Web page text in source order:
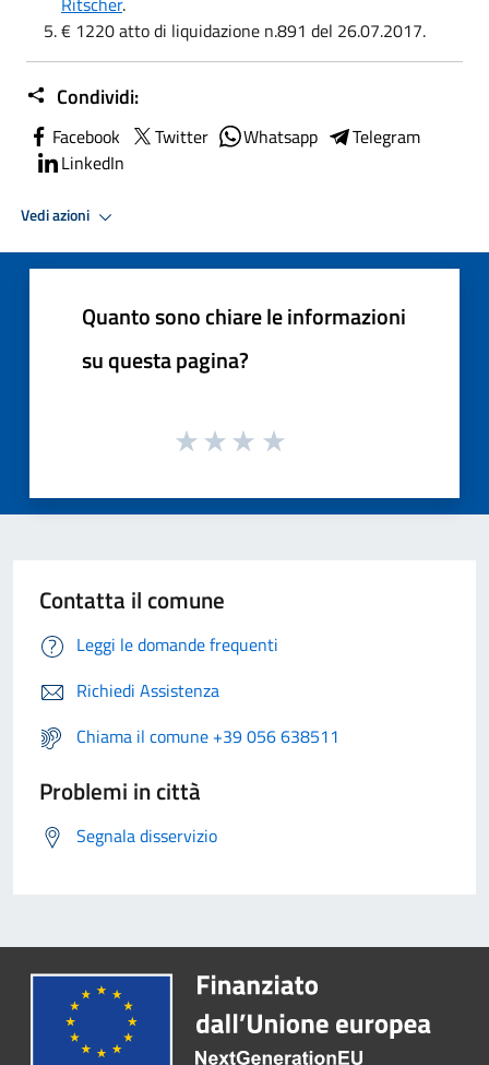
€ 1220 atto di liquidazione n.891 del 26.07.2017.
Condividi:
Facebook Twitter Whatsapp
Telegram
LinkedIn
Vedi azioni
Quanto sono chiare le informazioni
su questa pagina?
Contatta il comune
Leggi le domande frequenti
Richiedi Assistenza
Chiama il comune +39 056 638511
Problemi in città
Segnala disservizio